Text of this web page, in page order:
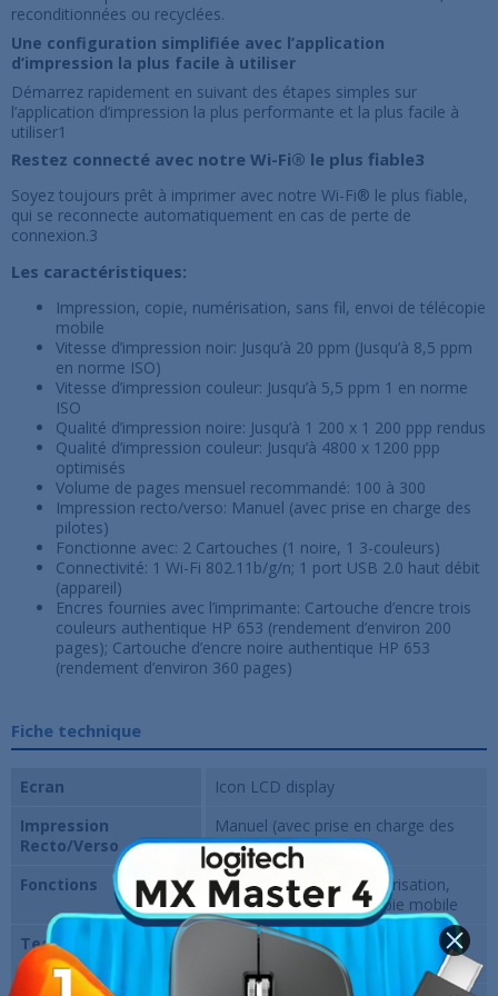
reconditionnées ou recyclées.
Une configuration simplifiée avec l’application
d’impression la plus facile à utiliser
Démarrez rapidement en suivant des étapes simples sur
l’application d’impression la plus performante et la plus facile à
utiliser1
Restez connecté avec notre Wi-Fi® le plus fiable3
Soyez toujours prêt à imprimer avec notre Wi-Fi® le plus fiable,
qui se reconnecte automatiquement en cas de perte de
connexion.3
Les caractéristiques:
Impression, copie, numérisation, sans fil, envoi de télécopie
mobile
Vitesse d’impression noir: Jusqu’à 20 ppm (Jusqu’à 8,5 ppm
en norme ISO)
Vitesse d’impression couleur: Jusqu’à 5,5 ppm 1 en norme
ISO
Qualité d’impression noire: Jusqu’à 1 200 x 1 200 ppp rendus
Qualité d’impression couleur: Jusqu’à 4800 x 1200 ppp
optimisés
Volume de pages mensuel recommandé: 100 à 300
Impression recto/verso: Manuel (avec prise en charge des
pilotes)
Fonctionne avec: 2 Cartouches (1 noire, 1 3-couleurs)
Connectivité: 1 Wi-Fi 802.11b/g/n; 1 port USB 2.0 haut débit
(appareil)
Encres fournies avec l’imprimante: Cartouche d’encre trois
couleurs authentique HP 653 (rendement d’environ 200
pages); Cartouche d’encre noire authentique HP 653
(rendement d’environ 360 pages)
Fiche technique
Ecran
Icon LCD display
Impression
Recto/Verso
Manuel (avec prise en charge des
pilotes)
Fonctions
Impression, copie, numérisation,
sans fil, envoi de télécopie mobile
Technologie
d'impression
Jet d’encre thermique HP